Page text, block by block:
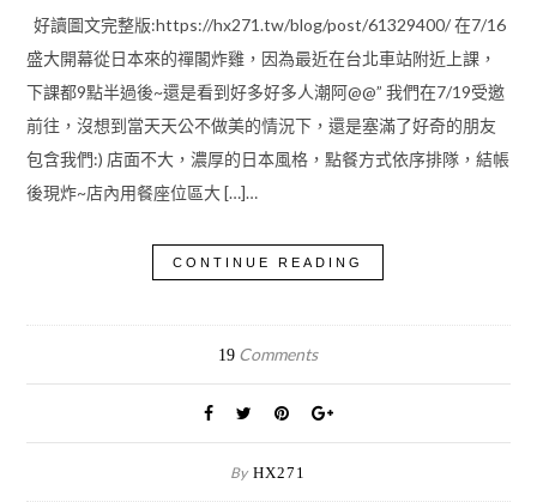
好讀圖文完整版:https://hx271.tw/blog/post/61329400/ 在7/16
盛大開幕從日本來的禪閣炸雞，因為最近在台北車站附近上課，
下課都9點半過後~還是看到好多好多人潮阿@@” 我們在7/19受邀
前往，沒想到當天天公不做美的情況下，還是塞滿了好奇的朋友
包含我們:) 店面不大，濃厚的日本風格，點餐方式依序排隊，結帳
後現炸~店內用餐座位區大 […]…
CONTINUE READING
19 Comments
By HX271